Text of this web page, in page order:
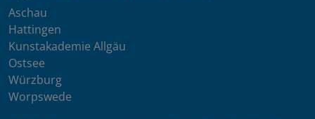
Aschau
Hattingen
Kunstakademie Allgäu
Ostsee
Würzburg
Worpswede